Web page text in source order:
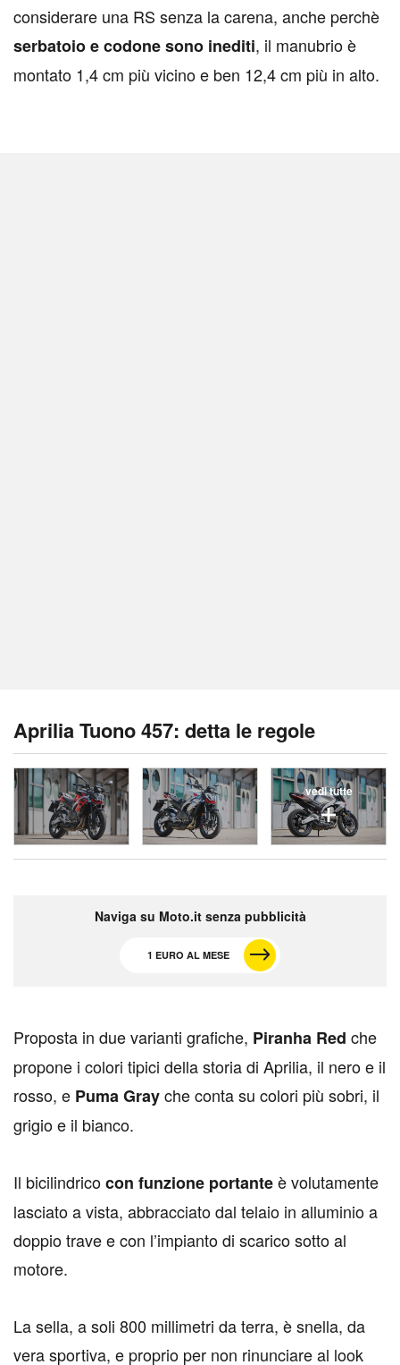
considerare una RS senza la carena, anche perchè
serbatoio e codone sono inediti, il manubrio è
montato 1,4 cm più vicino e ben 12,4 cm più in alto.
Aprilia Tuono 457: detta le regole
vedi tutte
Naviga su Moto.it senza pubblicità
1 EURO AL MESE
Proposta in due varianti grafiche, Piranha Red che
propone i colori tipici della storia di Aprilia, il nero e il
rosso, e Puma Grayche conta su colori più sobri, il
grigio e il bianco.
Il bicilindricocon funzione portanteè volutamente
lasciato a vista, abbracciato dal telaio in alluminio a
doppio trave e con l’impianto di scarico sotto al
motore.
La sella, a soli 800 millimetri da terra, è snella, da
vera sportiva, e proprio per non rinunciare al look